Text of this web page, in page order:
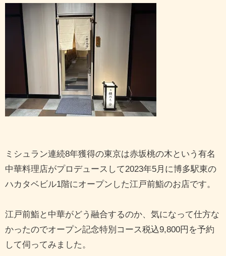
ミシュラン連続8年獲得の東京は赤坂桃の木という有名
中華料理店がプロデュースして2023年5月に博多駅東の
ハカタベビル1階にオープンした江戸前鮨のお店です。
江戸前鮨と中華がどう融合するのか、気になって仕方な
かったのでオープン記念特別コース税込9,800円を予約
して伺ってみました。